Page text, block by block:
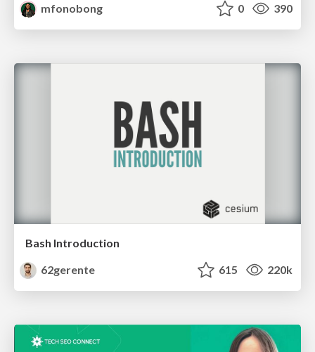
mfonobong
0 390
Bash Introduction
62gerente
615 220k